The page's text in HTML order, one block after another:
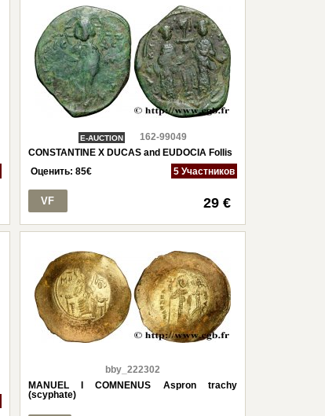
E-AUCTION
162-99049
CONSTANTINE X DUCAS and EUDOCIA Follis
Оценить:85€ 5 Участников
VF 29 €
bby_222302
MANUEL I COMNENUS Aspron trachy
(scyphate)